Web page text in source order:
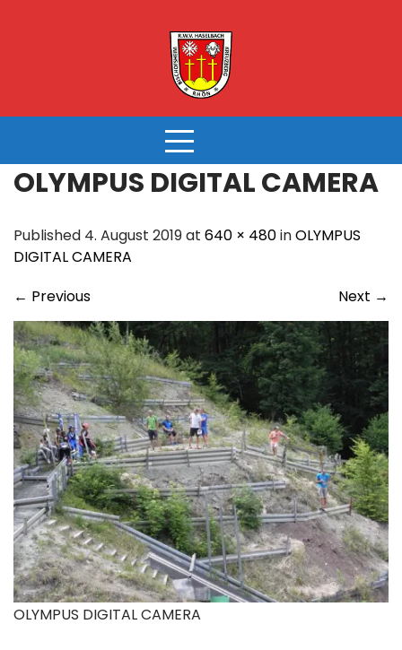
OLYMPUS DIGITAL CAMERA
Published 4. August 2019 at 640 × 480inOLYMPUS
DIGITAL CAMERA
← Previous Next →
OLYMPUS DIGITAL CAMERA